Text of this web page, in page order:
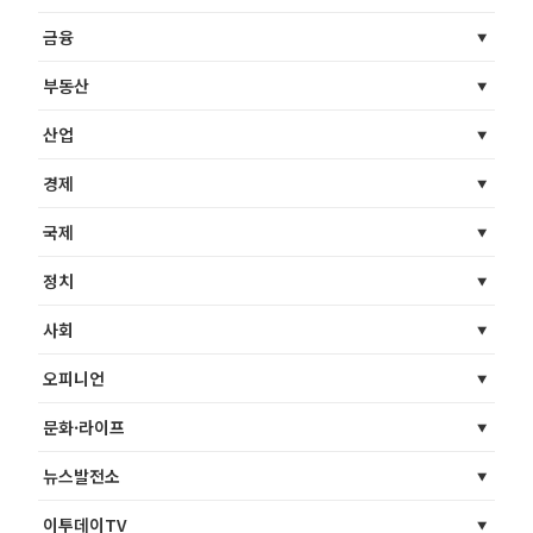
금융
부동산
산업
경제
국제
정치
사회
오피니언
문화·라이프
뉴스발전소
이투데이TV